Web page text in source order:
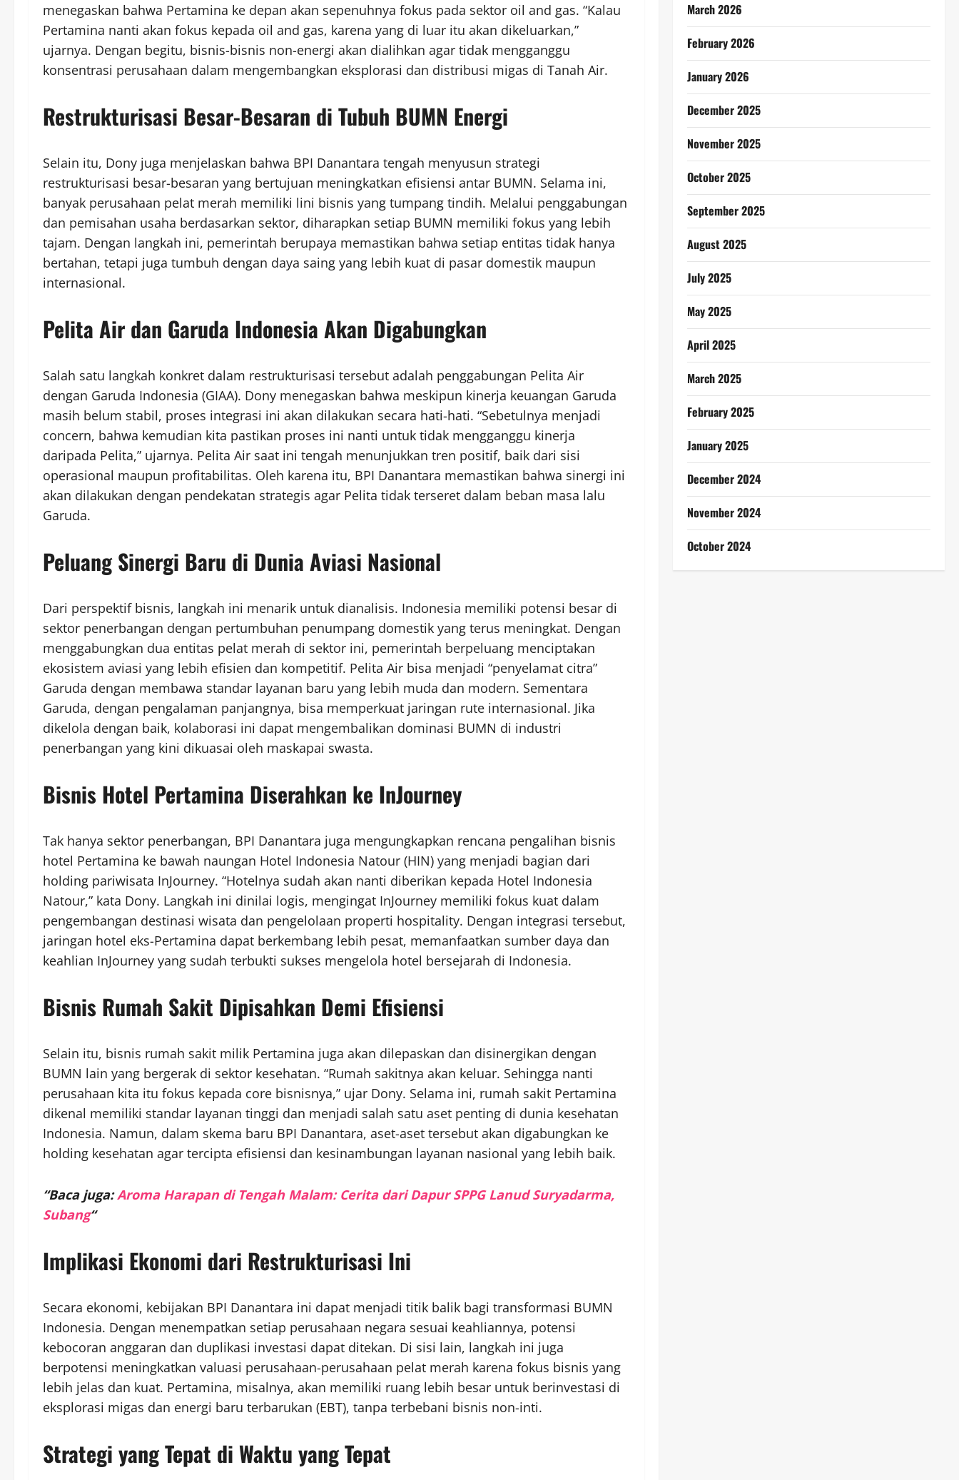
menegaskan bahwa Pertamina ke depan akan sepenuhnya fokus pada sektor oil and gas. “Kalau
Pertamina nanti akan fokus kepada oil and gas, karena yang di luar itu akan dikeluarkan,”
ujarnya. Dengan begitu, bisnis-bisnis non-energi akan dialihkan agar tidak mengganggu
konsentrasi perusahaan dalam mengembangkan eksplorasi dan distribusi migas di Tanah Air.
Restrukturisasi Besar-Besaran di Tubuh BUMN Energi
Selain itu, Dony juga menjelaskan bahwa BPI Danantara tengah menyusun strategi
restrukturisasi besar-besaran yang bertujuan meningkatkan efisiensi antar BUMN. Selama ini,
banyak perusahaan pelat merah memiliki lini bisnis yang tumpang tindih. Melalui penggabungan
dan pemisahan usaha berdasarkan sektor, diharapkan setiap BUMN memiliki fokus yang lebih
tajam. Dengan langkah ini, pemerintah berupaya memastikan bahwa setiap entitas tidak hanya
bertahan, tetapi juga tumbuh dengan daya saing yang lebih kuat di pasar domestik maupun
internasional.
Pelita Air dan Garuda Indonesia Akan Digabungkan
Salah satu langkah konkret dalam restrukturisasi tersebut adalah penggabungan Pelita Air
dengan Garuda Indonesia (GIAA). Dony menegaskan bahwa meskipun kinerja keuangan Garuda
masih belum stabil, proses integrasi ini akan dilakukan secara hati-hati. “Sebetulnya menjadi
concern, bahwa kemudian kita pastikan proses ini nanti untuk tidak mengganggu kinerja
daripada Pelita,” ujarnya. Pelita Air saat ini tengah menunjukkan tren positif, baik dari sisi
operasional maupun profitabilitas. Oleh karena itu, BPI Danantara memastikan bahwa sinergi ini
akan dilakukan dengan pendekatan strategis agar Pelita tidak terseret dalam beban masa lalu
Garuda.
Peluang Sinergi Baru di Dunia Aviasi Nasional
Dari perspektif bisnis, langkah ini menarik untuk dianalisis. Indonesia memiliki potensi besar di
sektor penerbangan dengan pertumbuhan penumpang domestik yang terus meningkat. Dengan
menggabungkan dua entitas pelat merah di sektor ini, pemerintah berpeluang menciptakan
ekosistem aviasi yang lebih efisien dan kompetitif. Pelita Air bisa menjadi “penyelamat citra”
Garuda dengan membawa standar layanan baru yang lebih muda dan modern. Sementara
Garuda, dengan pengalaman panjangnya, bisa memperkuat jaringan rute internasional. Jika
dikelola dengan baik, kolaborasi ini dapat mengembalikan dominasi BUMN di industri
penerbangan yang kini dikuasai oleh maskapai swasta.
Bisnis Hotel Pertamina Diserahkan ke InJourney
Tak hanya sektor penerbangan, BPI Danantara juga mengungkapkan rencana pengalihan bisnis
hotel Pertamina ke bawah naungan Hotel Indonesia Natour (HIN) yang menjadi bagian dari
holding pariwisata InJourney. “Hotelnya sudah akan nanti diberikan kepada Hotel Indonesia
Natour,” kata Dony. Langkah ini dinilai logis, mengingat InJourney memiliki fokus kuat dalam
pengembangan destinasi wisata dan pengelolaan properti hospitality. Dengan integrasi tersebut,
jaringan hotel eks-Pertamina dapat berkembang lebih pesat, memanfaatkan sumber daya dan
keahlian InJourney yang sudah terbukti sukses mengelola hotel bersejarah di Indonesia.
Bisnis Rumah Sakit Dipisahkan Demi Efisiensi
Selain itu, bisnis rumah sakit milik Pertamina juga akan dilepaskan dan disinergikan dengan
BUMN lain yang bergerak di sektor kesehatan. “Rumah sakitnya akan keluar. Sehingga nanti
perusahaan kita itu fokus kepada core bisnisnya,” ujar Dony. Selama ini, rumah sakit Pertamina
dikenal memiliki standar layanan tinggi dan menjadi salah satu aset penting di dunia kesehatan
Indonesia. Namun, dalam skema baru BPI Danantara, aset-aset tersebut akan digabungkan ke
holding kesehatan agar tercipta efisiensi dan kesinambungan layanan nasional yang lebih baik.
“Baca juga:Aroma Harapan di Tengah Malam: Cerita dari Dapur SPPG Lanud Suryadarma,
Subang“
Implikasi Ekonomi dari Restrukturisasi Ini
Secara ekonomi, kebijakan BPI Danantara ini dapat menjadi titik balik bagi transformasi BUMN
Indonesia. Dengan menempatkan setiap perusahaan negara sesuai keahliannya, potensi
kebocoran anggaran dan duplikasi investasi dapat ditekan. Di sisi lain, langkah ini juga
berpotensi meningkatkan valuasi perusahaan-perusahaan pelat merah karena fokus bisnis yang
lebih jelas dan kuat. Pertamina, misalnya, akan memiliki ruang lebih besar untuk berinvestasi di
eksplorasi migas dan energi baru terbarukan (EBT), tanpa terbebani bisnis non-inti.
Strategi yang Tepat di Waktu yang Tepat
March 2026
February 2026
January 2026
December 2025
November 2025
October 2025
September 2025
August 2025
July 2025
May 2025
April 2025
March 2025
February 2025
January 2025
December 2024
November 2024
October 2024